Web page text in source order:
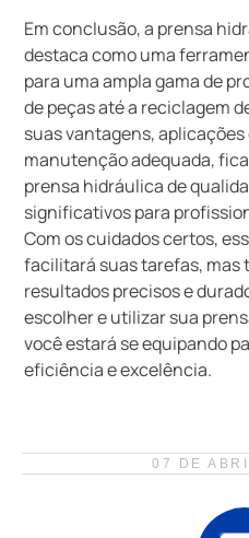
Em conclusão, a prensa
destaca como uma
para uma ampla gama de
de peças até a reciclagem
suas vantagens,
manutenção adequada,
prensa hidráulica de
significativos para
Com os cuidados certos,
facilitará suas tarefas, mas
resultados precisos e
escolher e utilizar sua
você estará se equipando
eficiência e excelência.
07 DE